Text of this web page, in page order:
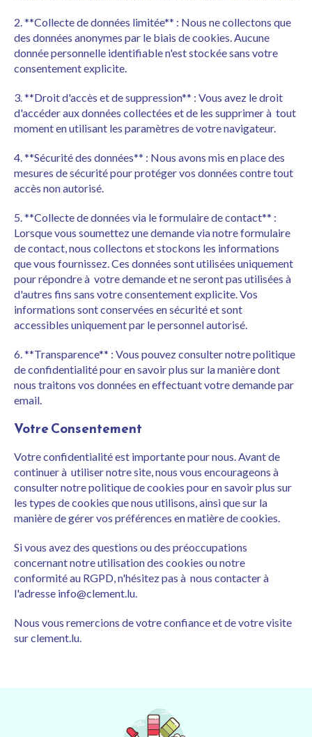
2. **Collecte de données limitée** : Nous ne collectons que
des données anonymes par le biais de cookies. Aucune
donnée personnelle identifiable n'est stockée sans votre
consentement explicite.
3. **Droit d'accès et de suppression** : Vous avez le droit
d'accéder aux données collectées et de les supprimer à tout
moment en utilisant les paramètres de votre navigateur.
4. **Sécurité des données** : Nous avons mis en place des
mesures de sécurité pour protéger vos données contre tout
accès non autorisé.
5. **Collecte de données via le formulaire de contact** :
Lorsque vous soumettez une demande via notre formulaire
de contact, nous collectons et stockons les informations
que vous fournissez. Ces données sont utilisées uniquement
pour répondre à votre demande et ne seront pas utilisées à
d'autres fins sans votre consentement explicite. Vos
informations sont conservées en sécurité et sont
accessibles uniquement par le personnel autorisé.
6. **Transparence** : Vous pouvez consulter notre politique
de confidentialité pour en savoir plus sur la manière dont
nous traitons vos données en effectuant votre demande par
email.
Votre Consentement
Votre confidentialité est importante pour nous. Avant de
continuer à utiliser notre site, nous vous encourageons à
consulter notre politique de cookies pour en savoir plus sur
les types de cookies que nous utilisons, ainsi que sur la
manière de gérer vos préférences en matière de cookies.
Si vous avez des questions ou des préoccupations
concernant notre utilisation des cookies ou notre
conformité au RGPD, n'hésitez pas à nous contacter à
l'adresse info@clement.lu.
Nous vous remercions de votre confiance et de votre visite
sur clement.lu.